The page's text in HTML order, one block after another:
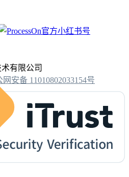
有限公司
网安备 11010802033154号